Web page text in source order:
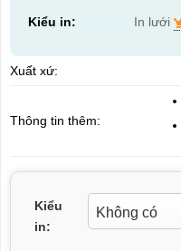
Kiểu in: In lưới
Xuất xứ:
Thông tin thêm:
Kiểu
in: